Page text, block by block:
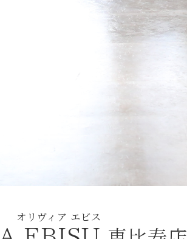
オリヴィア エビス